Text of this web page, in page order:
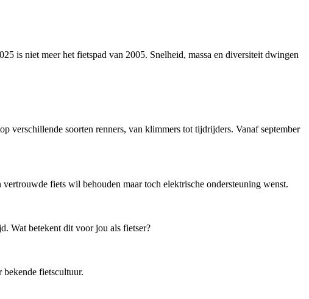
is niet meer het fietspad van 2005. Snelheid, massa en diversiteit dwingen
soorten renners, van klimmers tot tijdrijders. Vanaf september
fiets wil behouden maar toch elektrische ondersteuning wenst.
Wat betekent dit voor jou als fietser?
fietscultuur.